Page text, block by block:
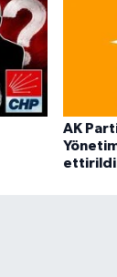
AK
ettirildi